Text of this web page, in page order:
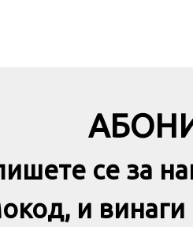
се за
и